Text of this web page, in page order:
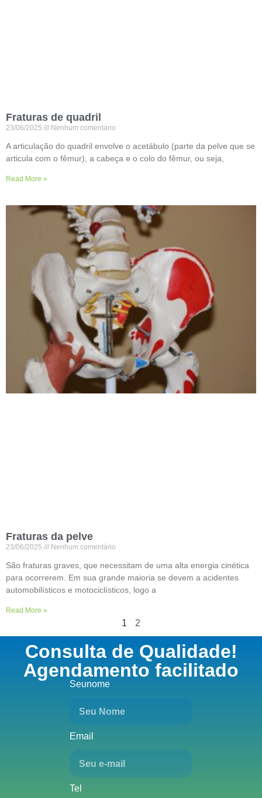
Fraturas de quadril
23/06/2025 Nenhum comentário
A articulação do quadril envolve o acetábulo (parte da pelve que se
articula com o fêmur), a cabeça e o colo do fêmur, ou seja,
Read More »
Fraturas da pelve
23/06/2025 Nenhum comentário
São fraturas graves, que necessitam de uma alta energia cinética
para ocorrerem. Em sua grande maioria se devem a acidentes
automobilísticos e motociclísticos, logo a
Read More »
1 2
Consulta de Qualidade!
Agendamento facilitado
Seunome
Email
Tel